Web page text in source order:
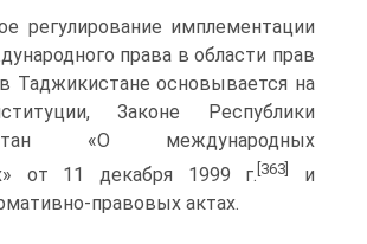
регулирование имплементации
права в области прав
Таджикистане основывается на
Законе Республики
«О международных
от 11 декабря 1999 г. [363]
и
правовых актах.